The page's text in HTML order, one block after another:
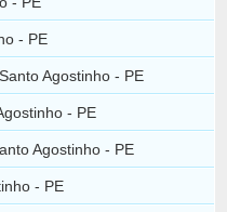
- PE
Agostinho - PE
- PE
Agostinho - PE
- PE